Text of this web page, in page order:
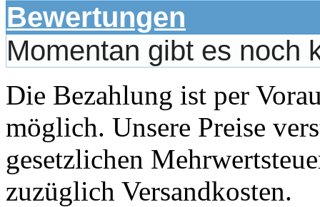
Bewertungen
Momentan gibt es noch
Die Bezahlung ist per
möglich. Unsere Preise
gesetzlichen
zuzüglich Versandkosten.